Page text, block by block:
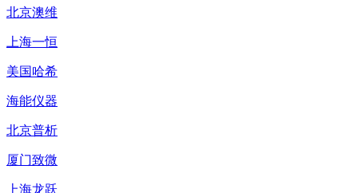
北京澳维
上海一恒
美国哈希
海能仪器
北京普析
厦门致微
上海龙跃